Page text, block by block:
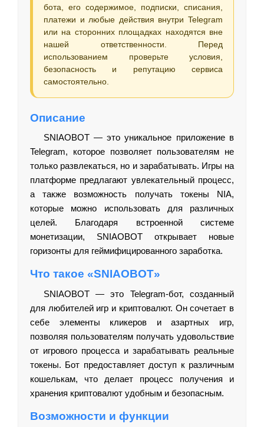
бота, его содержимое, подписки, списания,
платежи и любые действия внутри Telegram
или на сторонних площадках находятся вне
нашей ответственности. Перед
использованием проверьте условия,
безопасность и репутацию сервиса
самостоятельно.
Описание
SNIAOBOT — это уникальное приложение в
Telegram, которое позволяет пользователям не
только развлекаться, но и зарабатывать. Игры на
платформе предлагают увлекательный процесс,
а также возможность получать токены NIA,
которые можно использовать для различных
целей. Благодаря встроенной системе
монетизации, SNIAOBOT открывает новые
горизонты для геймифицированного заработка.
Что такое «SNIAOBOT»
SNIAOBOT — это Telegram-бот, созданный
для любителей игр и криптовалют. Он сочетает в
себе элементы кликеров и азартных игр,
позволяя пользователям получать удовольствие
от игрового процесса и зарабатывать реальные
токены. Бот предоставляет доступ к различным
кошелькам, что делает процесс получения и
хранения криптовалют удобным и безопасным.
Возможности и функции